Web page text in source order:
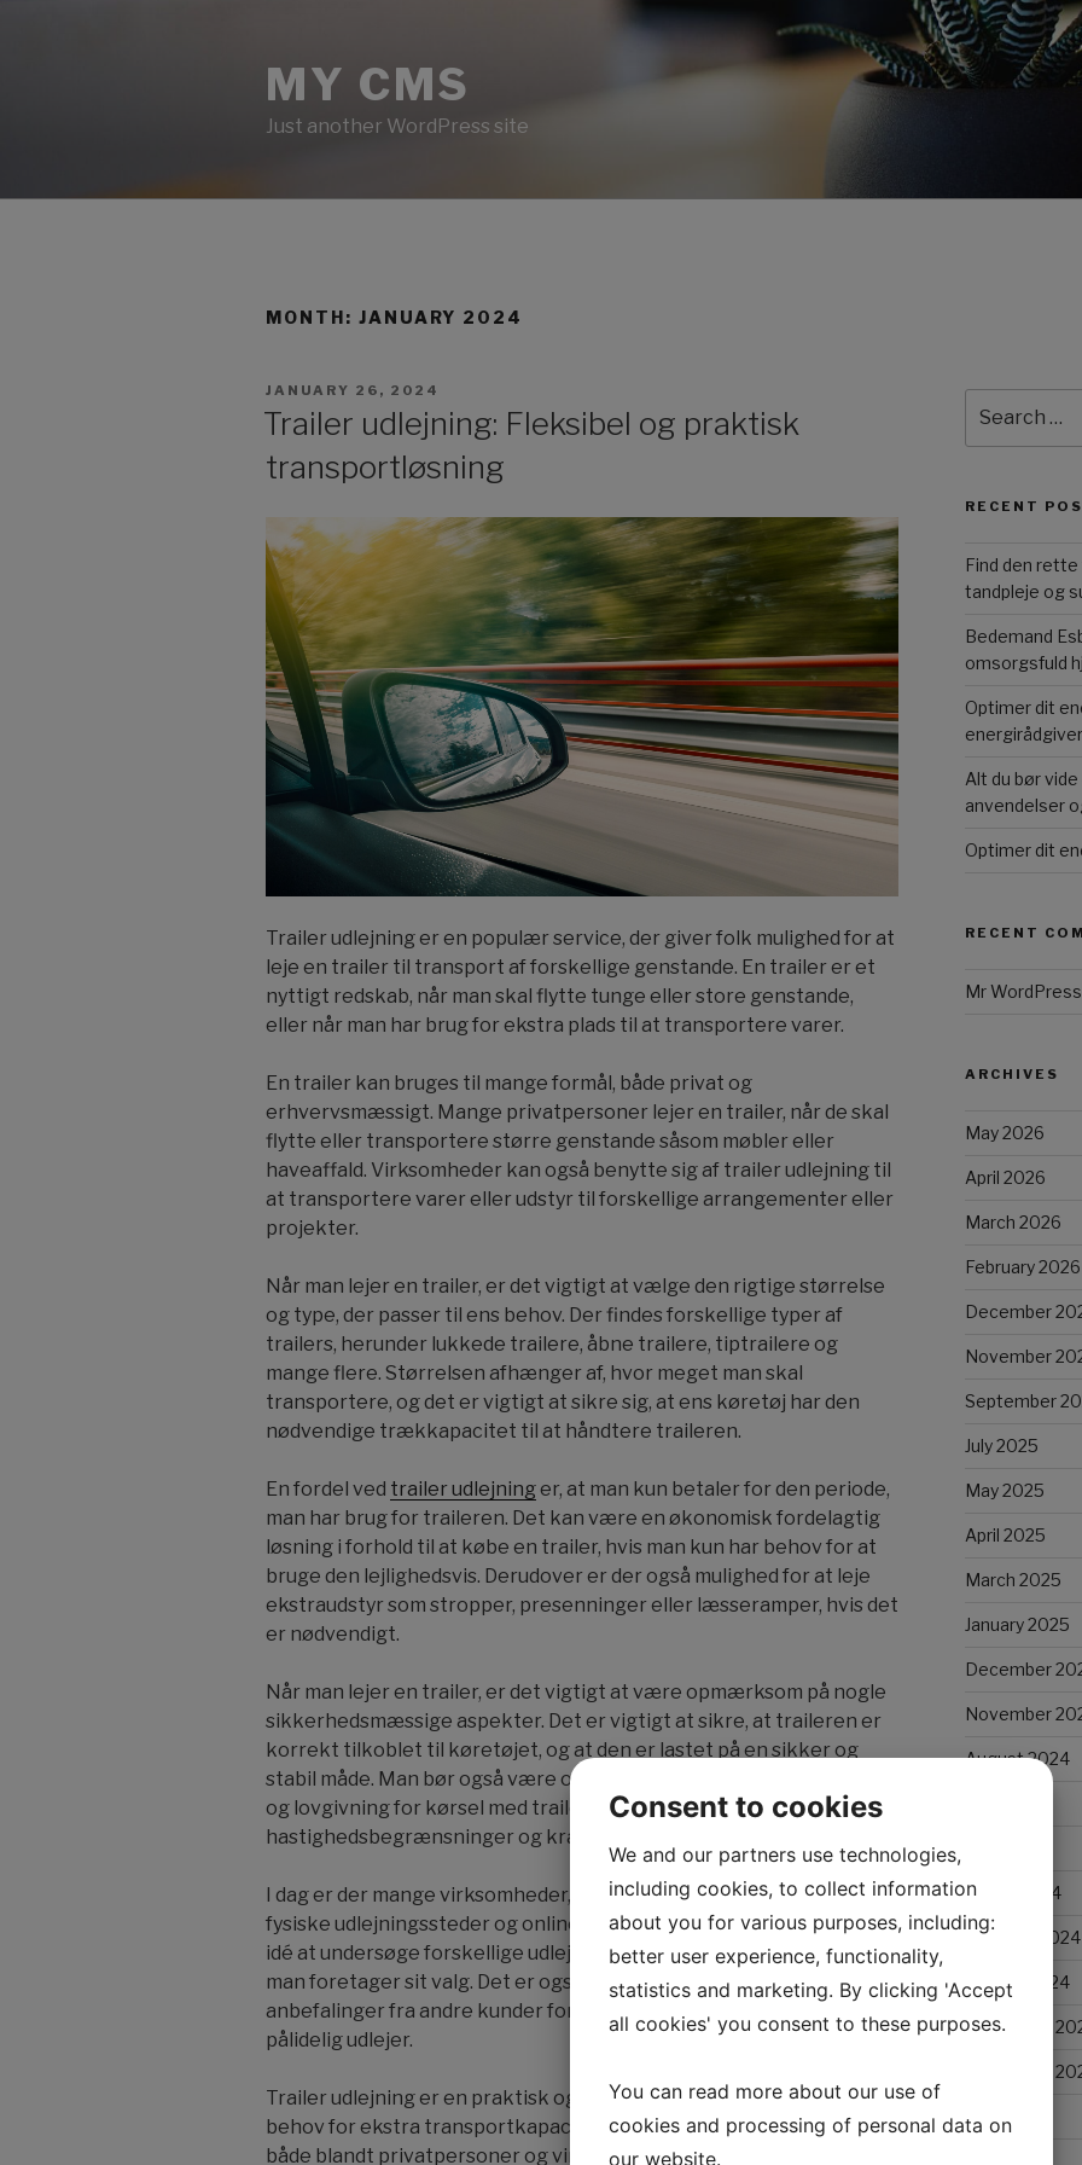
MY CMS
Just another WordPress site
MONTH: JANUARY 2024
POSTED
ON
JANUARY 26, 2024
Trailer udlejning: Fleksibel og praktisk
transportløsning
Trailer udlejning er en populær service, der giver folk mulighed for at
leje en trailer til transport af forskellige genstande. En trailer er et
nyttigt redskab, når man skal flytte tunge eller store genstande,
eller når man har brug for ekstra plads til at transportere varer.
En trailer kan bruges til mange formål, både privat og
erhvervsmæssigt. Mange privatpersoner lejer en trailer, når de skal
flytte eller transportere større genstande såsom møbler eller
haveaffald. Virksomheder kan også benytte sig af trailer udlejning til
at transportere varer eller udstyr til forskellige arrangementer eller
projekter.
Når man lejer en trailer, er det vigtigt at vælge den rigtige størrelse
og type, der passer til ens behov. Der findes forskellige typer af
trailers, herunder lukkede trailere, åbne trailere, tiptrailere og
mange flere. Størrelsen afhænger af, hvor meget man skal
transportere, og det er vigtigt at sikre sig, at ens køretøj har den
nødvendige trækkapacitet til at håndtere traileren.
En fordel ved trailer udlejninger, at man kun betaler for den periode,
man har brug for traileren. Det kan være en økonomisk fordelagtig
løsning i forhold til at købe en trailer, hvis man kun har behov for at
bruge den lejlighedsvis. Derudover er der også mulighed for at leje
ekstraudstyr som stropper, presenninger eller læsseramper, hvis det
er nødvendigt.
Når man lejer en trailer, er det vigtigt at være opmærksom på nogle
sikkerhedsmæssige aspekter. Det er vigtigt at sikre, at traileren er
korrekt tilkoblet til køretøjet, og at den er lastet på en sikker og
stabil måde. Man bør også være opmærksom på de gældende regler
og lovgivning for kørsel med trailer, herunder
hastighedsbegrænsninger og krav til sikkerhed.
I dag er der mange virksomheder, der tilbyder trailer udlejning, både
fysiske udlejningssteder og online platforme. Det kan være en god
idé at undersøge forskellige udlejningsmuligheder og priser, inden
man foretager sit valg. Det er også en god idé at læse anmeldelser og
anbefalinger fra andre kunder for at sikre sig, at man vælger en
pålidelig udlejer.
Trailer udlejning er en praktisk og fleksibel løsning, når man har
behov for ekstra transportkapacitet. Det er en populær service
både blandt privatpersoner og virksomheder, der har brug for at
for:
RECENT
Find den
tandpleje og
Bedemand
omsorgsfuld
Optimer dit
energirådgiver
Alt du bør
anvendelser
Optimer dit
RECENT
Mr WordPress
ARCHIVES
May 2026
April 2026
March 2026
February 2026
December
November
September
July 2025
May 2025
April 2025
March 2025
January 2025
December
November
August 2024
March 2024
February 2024
January 2024
December
November
July 2023
Consent to cookies
We and our partners use technologies,
including cookies, to collect information
about you for various purposes, including:
better user experience, functionality,
statistics and marketing. By clicking 'Accept
all cookies' you consent to these purposes.
You can read more about our use of
cookies and processing of personal data on
our website.